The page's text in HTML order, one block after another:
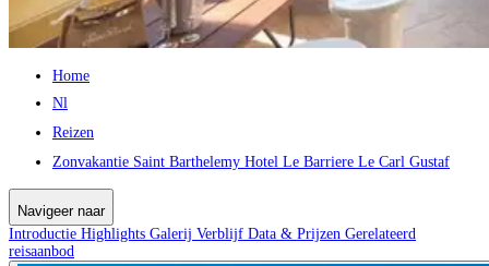
Home
Nl
Reizen
Zonvakantie Saint Barthelemy Hotel Le Barriere Le Carl Gustaf
Navigeer naar
Introductie Highlights Galerij Verblijf Data & Prijzen Gerelateerd
reisaanbod